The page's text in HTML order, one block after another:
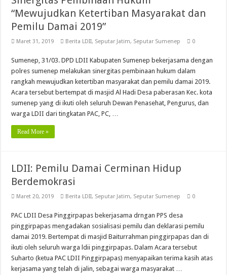
“Mewujudkan Ketertiban Masyarakat dan
Pemilu Damai 2019”
Maret 31, 2019 Berita LDII, Seputar Jatim, Seputar Sumenep 0
Sumenep, 31/03. DPD LDII Kabupaten Sumenep bekerjasama dengan
polres sumenep melakukan sinergitas pembinaan hukum dalam
rangkah mewujudkan ketertiban masyarakat dan pemilu damai 2019.
Acara tersebut bertempat di masjid Al Hadi Desa paberasan Kec. kota
sumenep yang di ikuti oleh seluruh Dewan Penasehat, Pengurus, dan
warga LDII dari tingkatan PAC, PC, …
Read More »
LDII: Pemilu Damai Cerminan Hidup
Berdemokrasi
Maret 20, 2019 Berita LDII, Seputar Jatim, Seputar Sumenep 0
PAC LDII Desa Pinggirpapas bekerjasama drngan PPS desa
pinggirpapas mengadakan sosialisasi pemilu dan deklarasi pemilu
damai 2019. Bertempat di masjid Baiturrahman pinggirpapas dan di
ikuti oleh seluruh warga ldii pinggirpapas. Dalam Acara tersebut
Suharto (ketua PAC LDII Pinggirpapas) menyapaikan terima kasih atas
kerjasama yang telah di jalin, sebagai warga masyarakat …